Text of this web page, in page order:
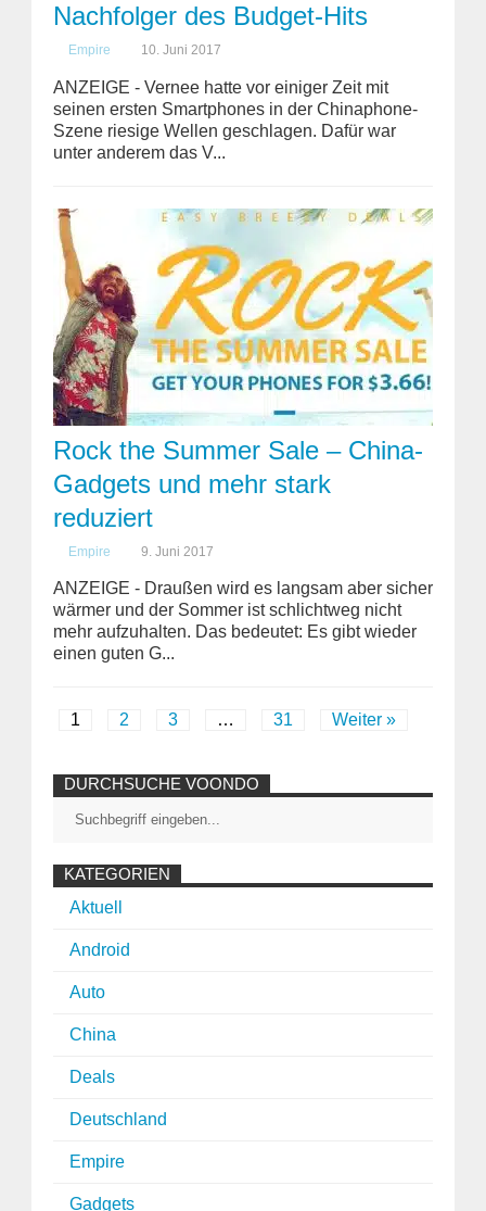
Nachfolger des Budget-Hits
Empire 10. Juni 2017
ANZEIGE - Vernee hatte vor einiger Zeit mit
seinen ersten Smartphones in der Chinaphone-
Szene riesige Wellen geschlagen. Dafür war
unter anderem das V...
Rock the Summer Sale – China-
Gadgets und mehr stark
reduziert
Empire 9. Juni 2017
ANZEIGE - Draußen wird es langsam aber sicher
wärmer und der Sommer ist schlichtweg nicht
mehr aufzuhalten. Das bedeutet: Es gibt wieder
einen guten G...
1 2 3 … 31 Weiter »
DURCHSUCHE VOONDO
KATEGORIEN
Aktuell
Android
Auto
China
Deals
Deutschland
Empire
Gadgets